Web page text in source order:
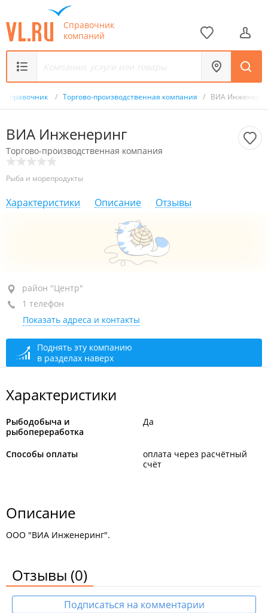
Справочник
компаний
Справочник / Торгово-производственная компания / ВИА
ВИА Инженеринг
Торгово-производственная компания
Рыба и морепродукты
Характеристики Описание Отзывы
район "Центр", ул. Мордовцева, 3
оф. 601
+7 964 439-46-08
закрыто, откроется в 09:00
район "Центр"
1 телефон
Показать адреса и контакты
Поднять эту компанию
в разделах наверх
Характеристики
Рыбодобыча и
рыбопереработка
Да
Способы оплаты
оплата через расчётный
счёт
Описание
ООО "ВИА Инженеринг".
Отзывы (0)
Подписаться на комментарии